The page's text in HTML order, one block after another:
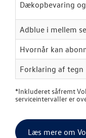
Dækopbevaring
Adblue i mellem
Hvornår kan
Forklaring af tegn
*Inkluderet såfremt
serviceintervaller er
Læs mere om